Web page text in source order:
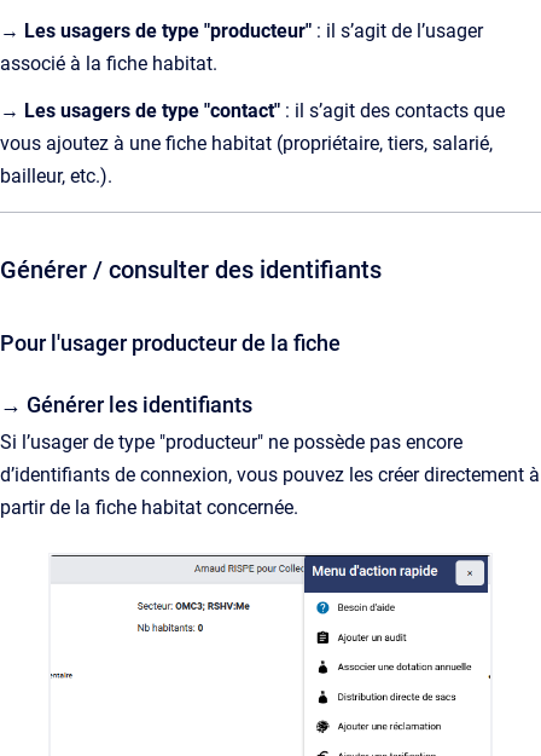
→ Les usagers de type "producteur" : il s’agit de l’usager
associé à la fiche habitat.
→ Les usagers de type "contact" : il s’agit des contacts que
vous ajoutez à une fiche habitat (propriétaire, tiers, salarié,
bailleur, etc.).
Générer / consulter des identifiants
Pour l'usager producteur de la fiche
→ Générer les identifiants
Si l’usager de type "producteur" ne possède pas encore
d’identifiants de connexion, vous pouvez les créer directement à
partir de la fiche habitat concernée.